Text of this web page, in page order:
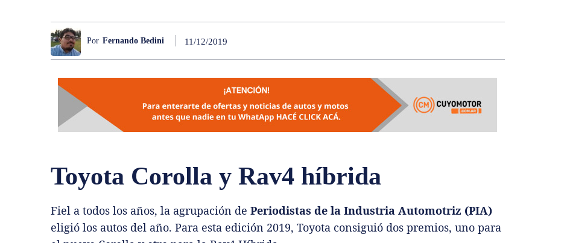
Por Fernando Bedini 11/12/2019
Toyota Corolla y Rav4 híbrida
Fiel a todos los años, la agrupación de Periodistas de la Industria Automotriz (PIA)
eligió los autos del año. Para esta edición 2019, Toyota consiguió dos premios, uno para